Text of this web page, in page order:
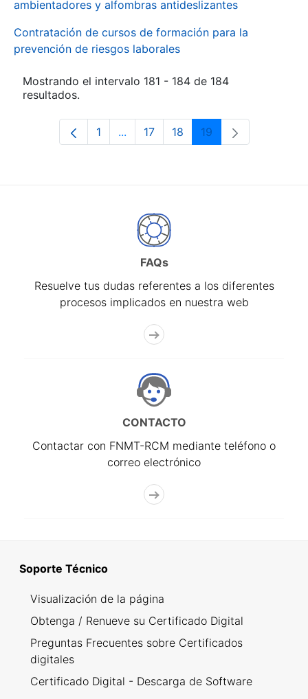
ambientadores y alfombras antideslizantes
Contratación de cursos de formación para la
prevención de riesgos laborales
Mostrando el intervalo 181 - 184 de 184
resultados.
Página
1 ...Páginas intermedias Use TAB para
Página
17 Página
18 Página
19
FAQs
Resuelve tus dudas referentes a los diferentes
procesos implicados en nuestra web
CONTACTO
Contactar con FNMT-RCM mediante teléfono o
correo electrónico
Soporte Técnico
Visualización de la página
Obtenga / Renueve su Certificado Digital
Preguntas Frecuentes sobre Certificados
digitales
Certificado Digital - Descarga de Software